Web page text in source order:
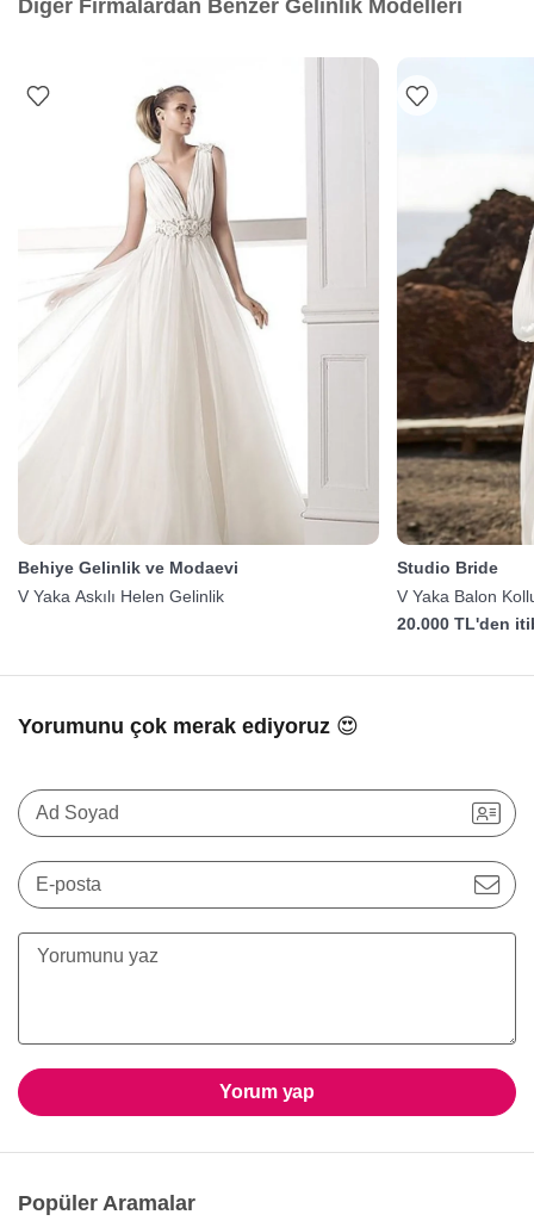
Diğer Firmalardan Benzer Gelinlik Modelleri
Behiye Gelinlik ve Modaevi
V Yaka Askılı Helen Gelinlik
Studio Bride
V Yaka Balon
20.000 TL'den
Yorumunu çok merak ediyoruz 😍
Ad Soyad
E-posta
Yorum yap
Popüler Aramalar